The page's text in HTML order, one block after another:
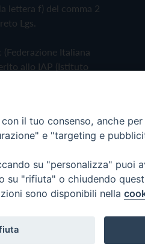
lettera f) del comma 2
Lgs.
Italiana
allo IAP (Istituto
il tuo consenso, anche
e "targeting e
su "personalizza" puoi
su "rifiuta" o chiudendo
sono disponibili nella